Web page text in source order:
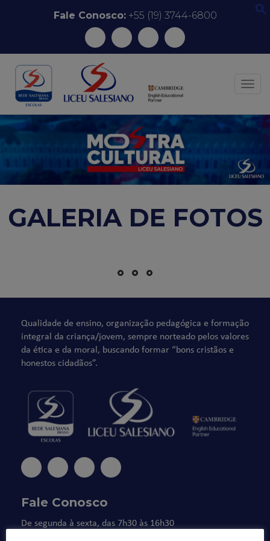
conteúdo
Fale Conosco:+55 (19) 3744-6800
GALERIA DE FOTOS
Qualidade de ensino, organização pedagógica e formação
integral da criança/jovem, sempre norteado pelos valores
da ética e da moral, buscando formar “bons cristãos e
honestos cidadãos”.
Fale Conosco
De segunda à sexta, das 7h30 às 16h30